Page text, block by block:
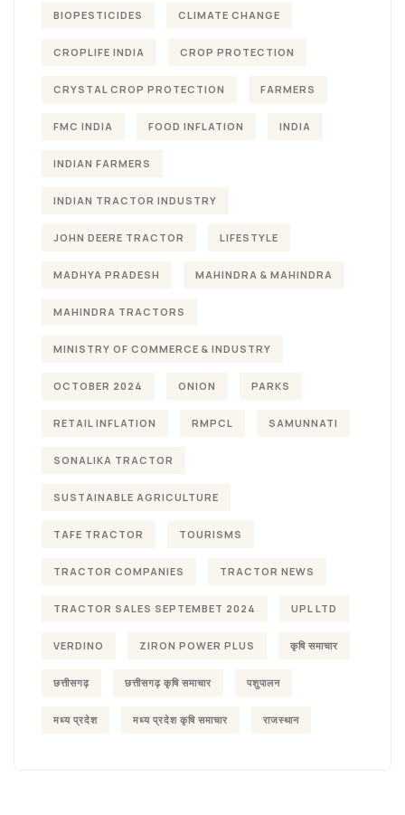
BIOPESTICIDES CLIMATE CHANGE
CROPLIFE INDIA CROP PROTECTION
CRYSTAL CROP PROTECTION FARMERS
FMC INDIA FOOD INFLATION INDIA
INDIAN FARMERS
INDIAN TRACTOR INDUSTRY
JOHN DEERE TRACTOR LIFESTYLE
MADHYA PRADESH MAHINDRA & MAHINDRA
MAHINDRA TRACTORS
MINISTRY OF COMMERCE & INDUSTRY
OCTOBER 2024 ONION PARKS
RETAIL INFLATION RMPCL SAMUNNATI
SONALIKA TRACTOR
SUSTAINABLE AGRICULTURE
TAFE TRACTOR TOURISMS
TRACTOR COMPANIES TRACTOR NEWS
TRACTOR SALES SEPTEMBET 2024 UPL LTD
VERDINO ZIRON POWER PLUS कृषि समाचार
छत्तीसगढ़ छत्तीसगढ़ कृषि समाचार पशुपालन
मध्य प्रदेश मध्य प्रदेश कृषि समाचार राजस्थान